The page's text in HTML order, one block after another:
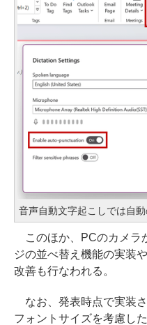
音声自動文字起こしでは自
このほか、PCのカメラ
ジの並べ替え機能の実装
改善も行なわれる。
なお、発表時点で実装さ
フォントサイズを考慮し